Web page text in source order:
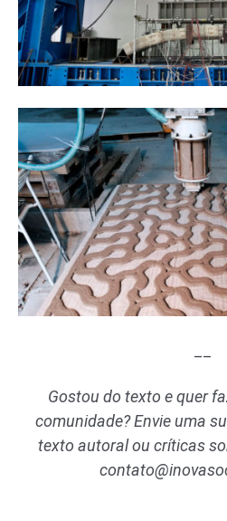
Gostou do texto e quer
comunidade? Envie uma
texto autoral ou críticas